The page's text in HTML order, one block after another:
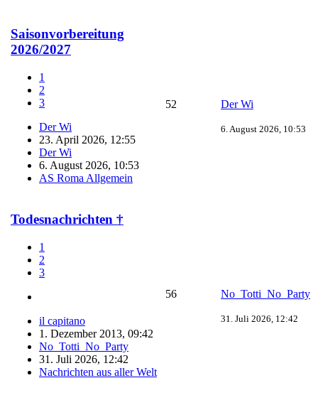
Saisonvorbereitung
2026/2027
1
2
3
Der Wi
23. April 2026, 12:55
Der Wi
6. August 2026, 10:53
AS Roma Allgemein
52 Der Wi
6. August 2026, 10:53
Todesnachrichten †
1
2
3
il capitano
1. Dezember 2013, 09:42
No_Totti_No_Party
31. Juli 2026, 12:42
Nachrichten aus aller Welt
56 No_Totti_No_Party
31. Juli 2026, 12:42